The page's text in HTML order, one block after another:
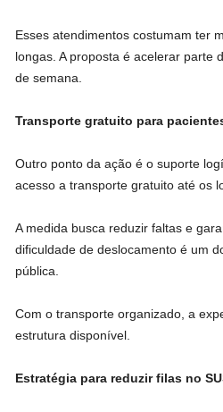
Esses atendimentos costumam ter
longas. A proposta é acelerar parte
de semana.
Transporte gratuito para
Outro ponto da ação é o suporte
acesso a transporte gratuito até os
A medida busca reduzir faltas e
dificuldade de deslocamento é um
pública.
Com o transporte organizado, a
estrutura disponível.
Estratégia para reduzir filas no